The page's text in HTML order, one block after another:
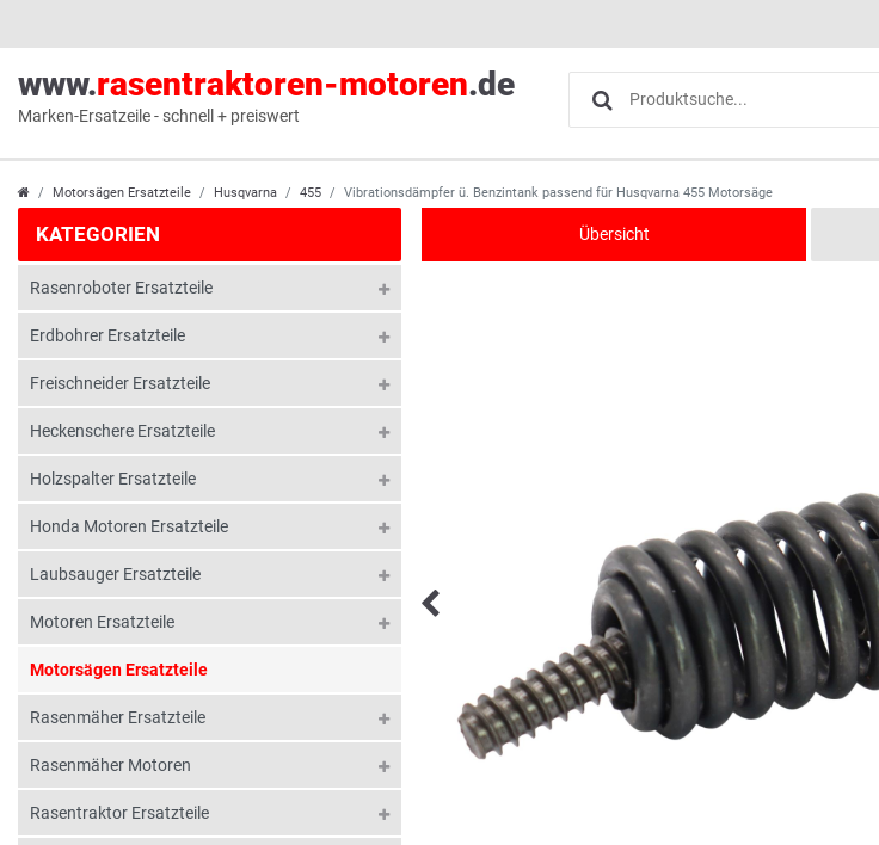
www.rasentraktoren-motoren.de
Marken-Ersatzeile - schnell + preiswert
Motorsägen Ersatzteile Husqvarna 455 Vibrationsdämpfer ü. Benzintank passend für Husqvarna 455 Motorsäge
KATEGORIEN
Rasenroboter Ersatzteile
Erdbohrer Ersatzteile
Freischneider Ersatzteile
Heckenschere Ersatzteile
Holzspalter Ersatzteile
Honda Motoren Ersatzteile
Laubsauger Ersatzteile
Motoren Ersatzteile
Motorsägen Ersatzteile
Rasenmäher Ersatzteile
Rasenmäher Motoren
Rasentraktor Ersatzteile
Übersicht